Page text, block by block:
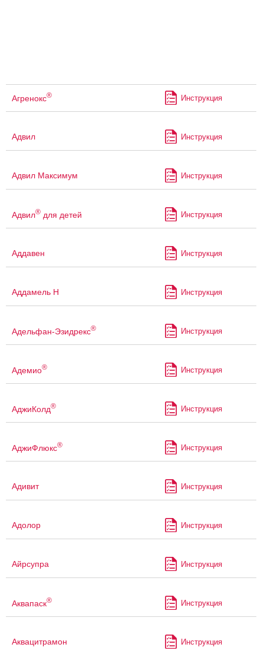
Агренокс® Инструкция
Адвил Инструкция
Адвил Максимум Инструкция
Адвил® для детей Инструкция
Аддавен Инструкция
Аддамель Н Инструкция
Адельфан-Эзидрекс® Инструкция
Адемио® Инструкция
АджиКолд® Инструкция
АджиФлюкс® Инструкция
Адивит Инструкция
Адолор Инструкция
Айрсупра Инструкция
Аквапаск® Инструкция
Аквацитрамон Инструкция